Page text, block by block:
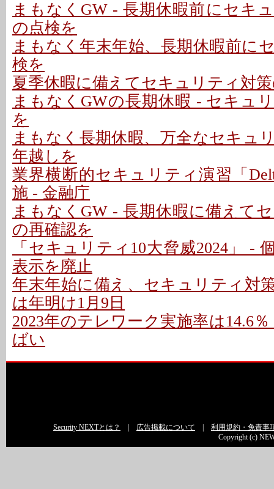
まもなくGW - 長期休暇前にセキ
の点検を
まもなく年末年始、長期休暇前に
検を
夏季休暇に備えてセキュリティ対
まもなくGWの長期休暇 - セキュ
を
まもなく長期休暇、万全なセキュ
年越しを
業界横断的セキュリティ演習「
施 - 金融庁
まもなくGW - 長期休暇に備えて
の再確認を
「セキュリティ10大脅威2024」 -
表示を廃止
年末年始に備え、セキュリティ対
は年明け1月9日
2023年のテレワーク実施率は14.6
ばい
Security NEXTとは？ 広告掲載について
利用規約・免責事
Copyright (c)